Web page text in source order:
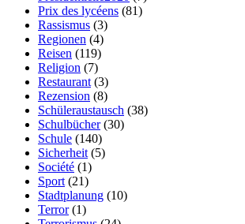
Prix des lycéens (81)
Rassismus (3)
Regionen (4)
Reisen (119)
Religion (7)
Restaurant (3)
Rezension (8)
Schüleraustausch (38)
Schulbücher(30)
Schule (140)
Sicherheit (5)
Société (1)
Sport (21)
Stadtplanung (10)
Terror(1)